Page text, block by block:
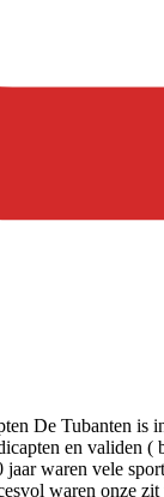
De Tubanten is
en validen
waren vele
waren onze